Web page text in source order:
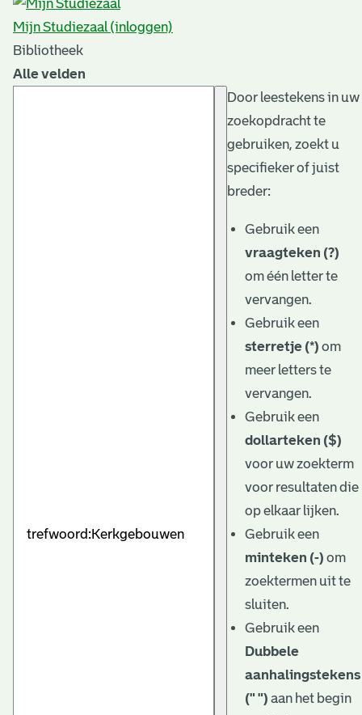
Mijn Studiezaal (inloggen)
Bibliotheek
Alle velden
Door leestekens in uw
zoekopdracht te
gebruiken, zoekt u
specifieker of juist
breder:
Gebruik een
vraagteken (?)
om één letter te
vervangen.
Gebruik een
sterretje (*) om
meer letters te
vervangen.
Gebruik een
dollarteken ($)
voor uw zoekterm
voor resultaten die
op elkaar lijken.
Gebruik een
minteken (-) om
zoektermen uit te
sluiten.
Gebruik een
Dubbele
aanhalingstekens
(" ") aan het begin